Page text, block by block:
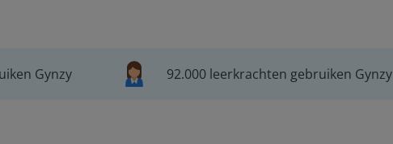
Gynzy 92.000 leerkrachten gebruiken Gynzy